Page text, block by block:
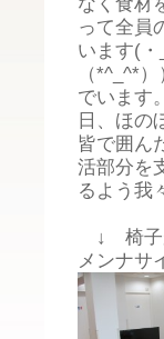
って全員
います(
（*^_^*
でいます
日、ほの
皆で囲ん
活部分を
るよう我
↓ 椅子
メンナサ